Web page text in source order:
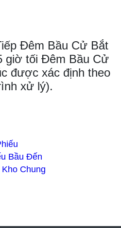
Đêm Bầu Cử Bắt
giờ tối Đêm Bầu Cử
được xác định theo
xử lý).
Bầu Đến
Chung